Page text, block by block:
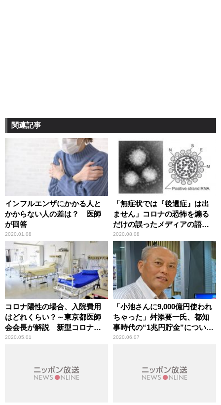
関連記事
インフルエンザにかかる人と
かからない人の差は？ 医師
が回答
2020.01.08
「無症状では『後遺症』は出
ません」コロナの恐怖を煽る
だけの誤ったメディアの語法
に辛坊治郎が異議
2020.08.08
コロナ陽性の場合、入院費用
はどれくらい？～東京都医師
会会長が解説 新型コロナウ
イルス感染症
2020.05.01
「小池さんに9,000億円使われ
ちゃった」舛添要一氏、都知
事時代の“1兆円貯金”について
語る
2020.06.07